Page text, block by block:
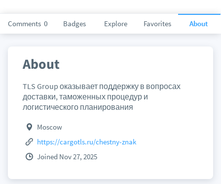
Comments 0 Badges Explore Favorites About
About
TLS Group оказывает поддержку в вопросах
доставки, таможенных процедур и
логистического планирования
Moscow
https://cargotls.ru/chestny-znak
Joined Nov 27, 2025